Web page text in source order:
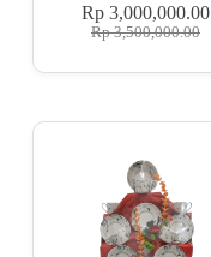
Rp3,500,000.00
Rp3,000,000.00